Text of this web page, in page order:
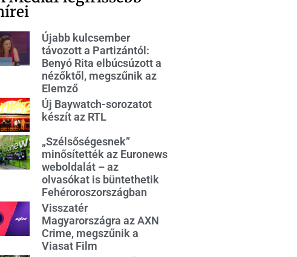
Újabb kulcsember
távozott a Partizántól:
Benyó Rita elbúcsúzott a
nézőktől, megszűnik az
Elemző
Új Baywatch-sorozatot
készít az RTL
„Szélsőségesnek”
minősítették az Euronews
weboldalát – az
olvasókat is büntethetik
Fehéroroszországban
Visszatér
Magyarországra az AXN
Crime, megszűnik a
Viasat Film